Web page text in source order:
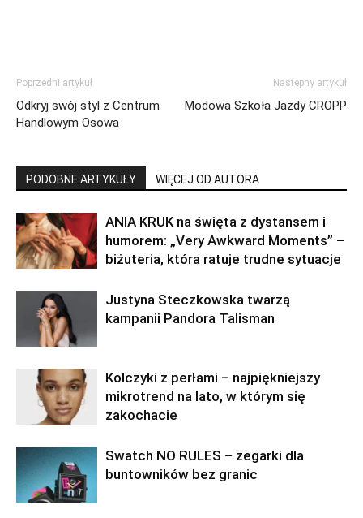
Poprzedni artykuł
Odkryj swój styl z Centrum
Handlowym Osowa
Następny artykuł
Modowa Szkoła Jazdy CROPP
PODOBNE ARTYKUŁY WIĘCEJ OD AUTORA
ANIA KRUK na święta z dystansem i
humorem: „Very Awkward Moments” –
biżuteria, która ratuje trudne sytuacje
Justyna Steczkowska twarzą
kampanii Pandora Talisman
Kolczyki z perłami – najpiękniejszy
mikrotrend na lato, w którym się
zakochacie
Swatch NO RULES – zegarki dla
buntowników bez granic